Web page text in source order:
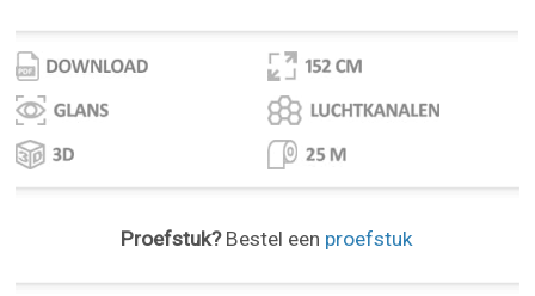
Proefstuk?Bestel een proefstuk